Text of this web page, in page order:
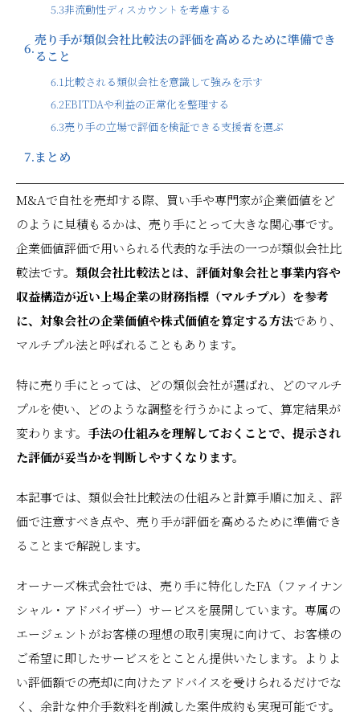
5.3非流動性ディスカウントを考慮する
6.売り手が類似会社比較法の評価を高めるために準備でき
ること
6.1 比較される類似会社を意識して強みを示す
6.2EBITDAや利益の正常化を整理する
6.3売り手の立場で評価を検証できる支援者を選ぶ
7.まとめ
M&Aで自社を売却する際、買い手や専門家が企業価値をど
のように見積もるかは、売り手にとって大きな関心事です。
企業価値評価で用いられる代表的な手法の一つが類似会社比
較法です。 類似会社比較法とは、評価対象会社と事業内容や
収益構造が近い上場企業の財務指標（マルチプル）を参考
に、対象会社の企業価値や株式価値を算定する方法であり、
マルチプル法と呼ばれることもあります。
特に売り手にとっては、どの類似会社が選ばれ、どのマルチ
プルを使い、どのような調整を行うかによって、算定結果が
変わります。 手法の仕組みを理解しておくことで、提示され
た評価が妥当かを判断しやすくなります。
本記事では、類似会社比較法の仕組みと計算手順に加え、評
価で注意すべき点や、売り手が評価を高めるために準備でき
ることまで解説します。
オーナーズ株式会社では、売り手に特化したFA（ファイナン
シャル・アドバイザー）サービスを展開しています。専属の
エージェントがお客様の理想の取引実現に向けて、お客様の
ご希望に即したサービスをとことん提供いたします。よりよ
い評価額での売却に向けたアドバイスを受けられるだけでな
く、余計な仲介手数料を削減した案件成約も実現可能です。